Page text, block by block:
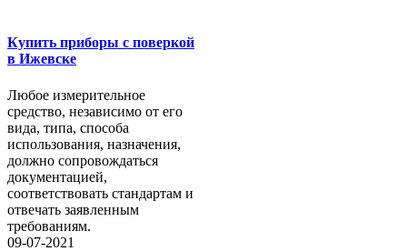
Купить приборы с поверкой
в Ижевске
Любое измерительное
средство, независимо от его
вида, типа, способа
использования, назначения,
должно сопровождаться
документацией,
соответствовать стандартам и
отвечать заявленным
требованиям.
09-07-2021